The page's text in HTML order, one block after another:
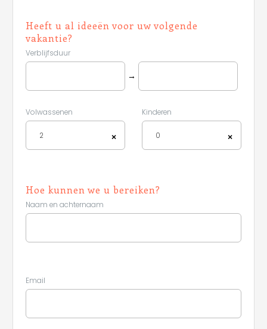
Heeft u al ideeën voor uw volgende
vakantie?
Verblijfsduur
→
Volwassenen
×
2
Kinderen
×
0
Hoe kunnen we u bereiken?
Naam en achternaam
Email